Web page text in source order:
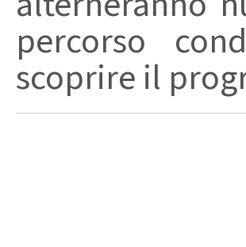
percorso
scoprire il